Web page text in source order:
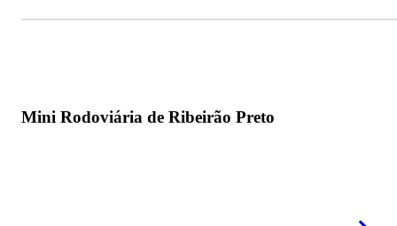
Mini Rodoviária de Ribeirão Preto